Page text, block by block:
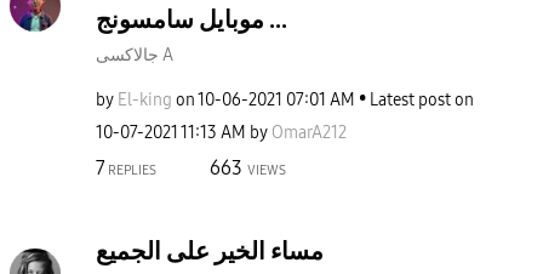
موبايل سامسونج ...
جالاكسى A
by El-king on‎10-06-2021 07:01 AM
Latest post on
‎10-07-2021 11:13 AM by OmarA212
7 REPLIES 663 VIEWS
مساء الخير على الجميع